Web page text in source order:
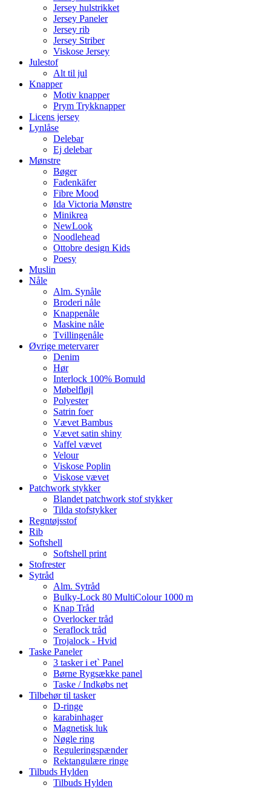
Jersey hulstrikket
Jersey Paneler
Jersey rib
Jersey Striber
Viskose Jersey
Julestof
Alt til jul
Knapper
Motiv knapper
Prym Trykknapper
Licens jersey
Lynlåse
Delebar
Ej delebar
Mønstre
Bøger
Fadenkäfer
Fibre Mood
Ida Victoria Mønstre
Minikrea
NewLook
Noodlehead
Ottobre design Kids
Poesy
Muslin
Nåle
Alm. Synåle
Broderi nåle
Knappenåle
Maskine nåle
Tvillingenåle
Øvrige metervarer
Denim
Hør
Interlock 100% Bomuld
Møbelfløjl
Polyester
Satrin foer
Vævet Bambus
Vævet satin shiny
Vaffel vævet
Velour
Viskose Poplin
Viskose vævet
Patchwork stykker
Blandet patchwork stof stykker
Tilda stofstykker
Regntøjsstof
Rib
Softshell
Softshell print
Stofrester
Sytråd
Alm. Sytråd
Bulky-Lock 80 MultiColour 1000 m
Knap Tråd
Overlocker tråd
Seraflock tråd
Trojalock - Hvid
Taske Paneler
3 tasker i et` Panel
Børne Rygsække panel
Taske / Indkøbs net
Tilbehør til tasker
D-ringe
karabinhager
Magnetisk luk
Nøgle ring
Reguleringspænder
Rektangulære ringe
Tilbuds Hylden
Tilbuds Hylden